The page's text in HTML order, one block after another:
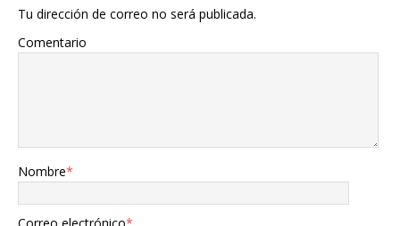
Tu dirección de correo no será publicada.
Comentario
Nombre*